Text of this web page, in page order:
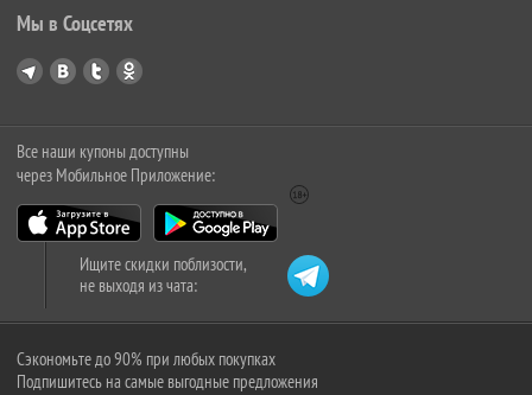
Мы в Соцсетях
Все наши купоны доступны
через Мобильное Приложение:
Ищите скидки поблизости,
не выходя из чата:
Сэкономьте до 90% при любых покупках
Подпишитесь на самые выгодные предложения